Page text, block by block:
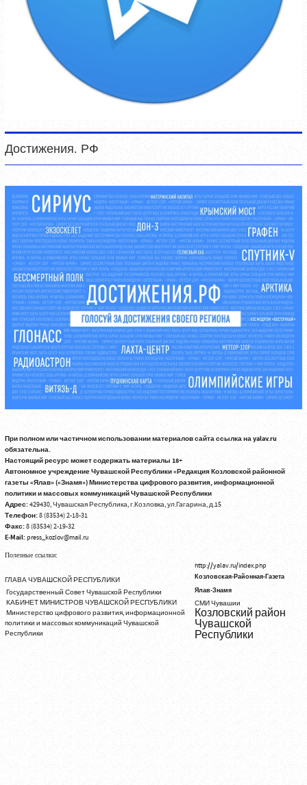
Достижения. РФ
При полном или частичном использовании материалов сайта ссылка на yalav.ru
обязательна.
Настоящий ресурс может содержать материалы 18+
Автономное учреждение Чувашской Республики «Редакция Козловской районной
газеты «Ялав» («Знамя») Министерства цифрового развития, информационной
политики и массовых коммуникаций Чувашской Республики
Адрес:429430, Чувашская Республика, г.Козловка, ул.Гагарина, д.15
Телефон:8 (83534) 2-18-31
Факс:8 (83534) 2-19-32
E-Mail:press_kozlov@mail.ru
Полезные ссылки:
ГЛАВА ЧУВАШСКОЙ РЕСПУБЛИКИ
Государственный Совет Чувашской Республики
КАБИНЕТ МИНИСТРОВ ЧУВАШСКОЙ РЕСПУБЛИКИ
Министерство цифрового развития, информационной
политики и массовых коммуникаций Чувашской
Республики
http://yalav.ru/index.php
Козловская-Районная-Газета
Ялав-Знамя
СМИ Чувашии
Козловский район
Чувашской
Республики